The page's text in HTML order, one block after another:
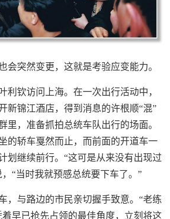
会突然变更，这就是考验应变能力。
利钦访问上海。在一次出行活动中，
新锦江酒店，得到消息的许根顺“混”
里，准备抓拍总统车队出行的场面。
的轿车戛然而止，而前面的开道车一
划继续前行。“这可是从来没有出现过
“当时我就预感总统要下车了。”
，与路边的市民亲切握手致意。“老练
早已抢先占领的最佳角度，立刻将这